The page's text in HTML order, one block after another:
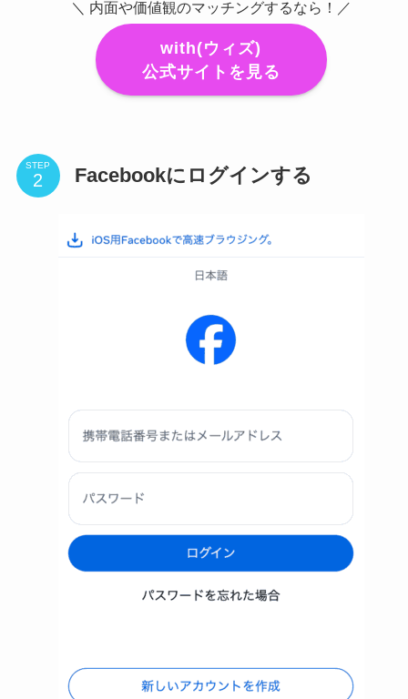
＼ 内面や価値観のマッチングするなら！／
with(ウィズ)
公式サイトを見る
STEP Facebookにログインする